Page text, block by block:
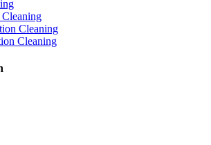
Cleaning
Cleaning